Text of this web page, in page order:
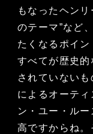
もなったヘン
のテーマ”など
たくなるポイ
すべてが歴史
されていない
によるオーテ
ン・ユー・ル
高ですからね。